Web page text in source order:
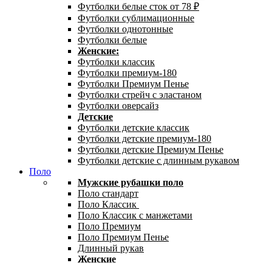
Футболки белые сток от 78 ₽
Футболки сублимационные
Футболки однотонные
Футболки белые
Женские:
Футболки классик
Футболки премиум-180
Футболки Премиум Пенье
Футболки стрейч с эластаном
Футболки оверсайз
Детские
Футболки детские классик
Футболки детские премиум-180
Футболки детские Премиум Пенье
Футболки детские с длинным рукавом
Поло
Мужские рубашки поло
Поло стандарт
Поло Классик
Поло Классик с манжетами
Поло Премиум
Поло Премиум Пенье
Длинный рукав
Женские